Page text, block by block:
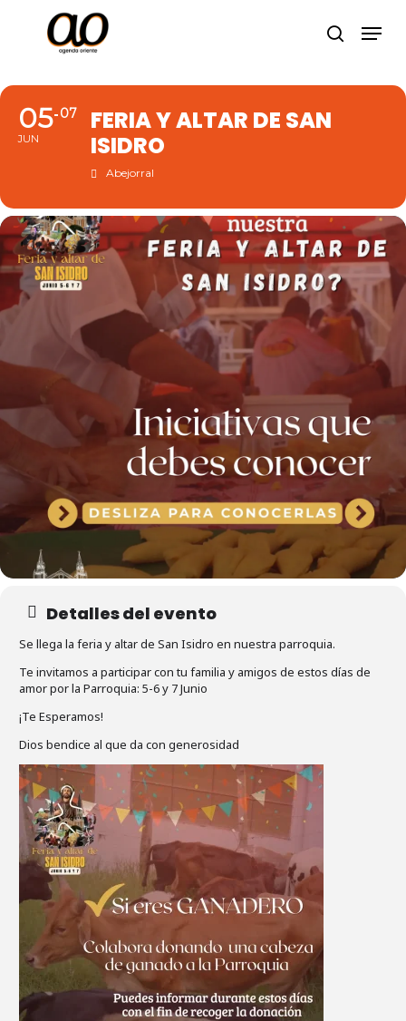
content
search
05
JUN
07
FERIA Y ALTAR DE SAN
ISIDRO
Abejorral
Detalles del evento
Se llega la feria y altar de San Isidro en nuestra parroquia.
Te invitamos a participar con tu familia y amigos de estos días de
amor por la Parroquia: 5-6 y 7 Junio
¡Te Esperamos!
Dios bendice al que da con generosidad